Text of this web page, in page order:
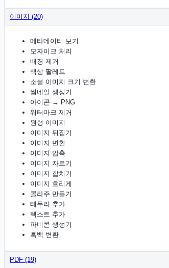
이미지 (20)
메타데이터 보기
모자이크 처리
배경 제거
색상 팔레트
소셜 이미지 크기 변환
썸네일 생성기
아이콘 → PNG
워터마크 제거
원형 이미지
이미지 뒤집기
이미지 변환
이미지 압축
이미지 자르기
이미지 합치기
이미지 흐리게
콜라주 만들기
테두리 추가
텍스트 추가
파비콘 생성기
흑백 변환
PDF (19)